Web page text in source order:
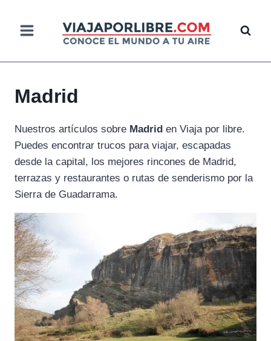
contenido
Madrid
Nuestros artículos sobre Madrid en Viaja por libre.
Puedes encontrar trucos para viajar, escapadas
desde la capital, los mejores rincones de Madrid,
terrazas y restaurantes o rutas de senderismo por la
Sierra de Guadarrama.